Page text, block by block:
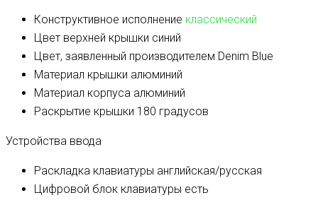
Конструктивное исполнение классический
Цвет верхней крышки синий
Цвет, заявленный производителем Denim Blue
Материал крышки алюминий
Материал корпуса алюминий
Раскрытие крышки 180 градусов
Устройства ввода
Раскладка клавиатуры английская/русская
Цифровой блок клавиатуры есть